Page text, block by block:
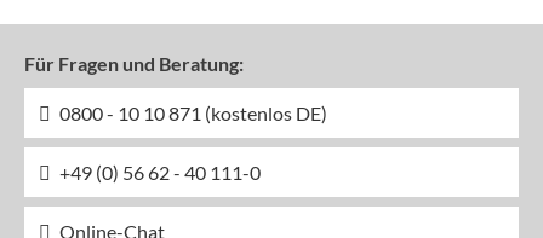
Für Fragen und Beratung:
0800 - 10 10 871 (kostenlos DE)
+49 (0) 56 62 - 40 111-0
Online-Chat